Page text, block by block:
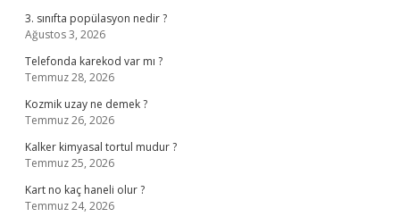
3. sınıfta popülasyon nedir ?
Ağustos 3, 2026
Telefonda karekod var mı ?
Temmuz 28, 2026
Kozmik uzay ne demek ?
Temmuz 26, 2026
Kalker kimyasal tortul mudur ?
Temmuz 25, 2026
Kart no kaç haneli olur ?
Temmuz 24, 2026